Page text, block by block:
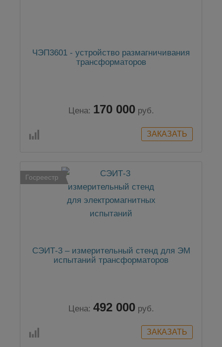
ЧЭП3601 - устройство размагничивания
трансформаторов
Цена: 170 000 руб.
Госреестр
СЭИТ-3 – измерительный стенд для ЭМ
испытаний трансформаторов
Цена: 492 000 руб.